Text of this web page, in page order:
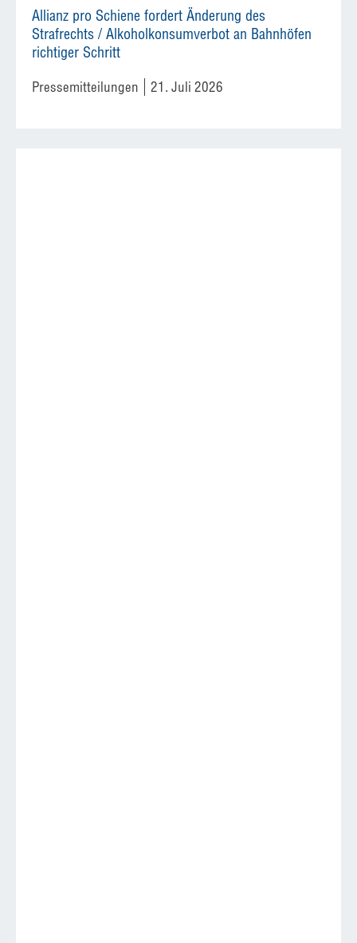
Allianz pro Schiene fordert Änderung des
Strafrechts / Alkoholkonsumverbot an Bahnhöfen
richtiger Schritt
Pressemitteilungen 21. Juli 2026